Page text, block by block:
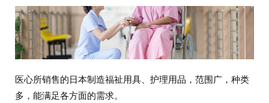
医心所销售的日本制造福祉用具、护理用品，范围广，种类
多，能满足各方面的需求。